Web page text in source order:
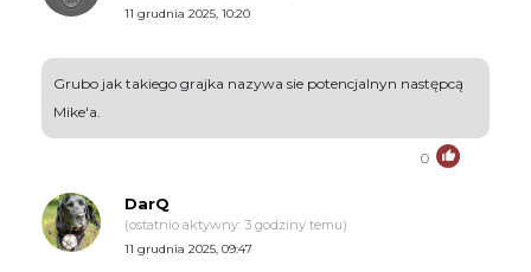
11 grudnia 2025, 10:20
Grubo jak takiego grajka nazywa sie potencjalnyn następcą
Mike'a.
0
DarQ
(ostatnio aktywny: 3 godziny temu)
11 grudnia 2025, 09:47